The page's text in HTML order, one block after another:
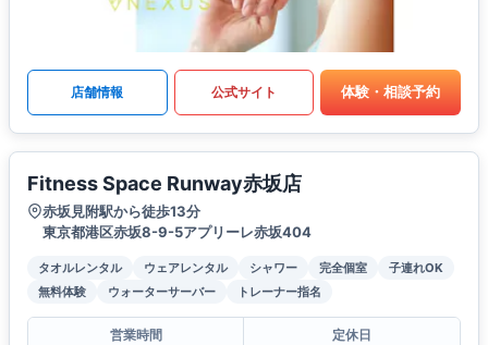
店舗情報 公式サイト 体験・相談予約
Fitness Space Runway赤坂店
赤坂見附駅から徒歩13分
東京都港区赤坂8-9-5アプリーレ赤坂404
タオルレンタル ウェアレンタル シャワー 完全個室
子連れOK
無料体験
ウォーターサーバー トレーナー指名
営業時間
定休日